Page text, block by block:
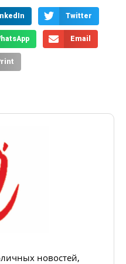
Twitter
Email
новостей,